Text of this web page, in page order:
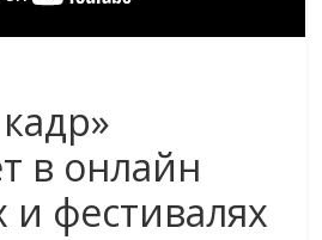
в онлайн
и фестивалях